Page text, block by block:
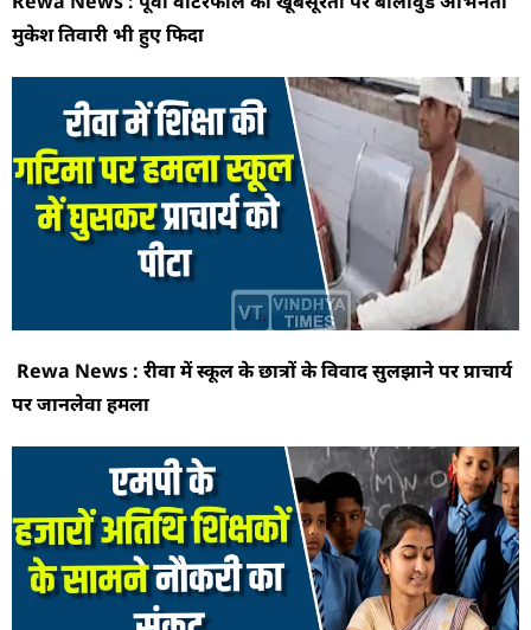
मुकेश तिवारी भी हुए फिदा
Rewa News : रीवा में स्कूल के छात्रों के विवाद सुलझाने पर प्राचार्य
पर जानलेवा हमला